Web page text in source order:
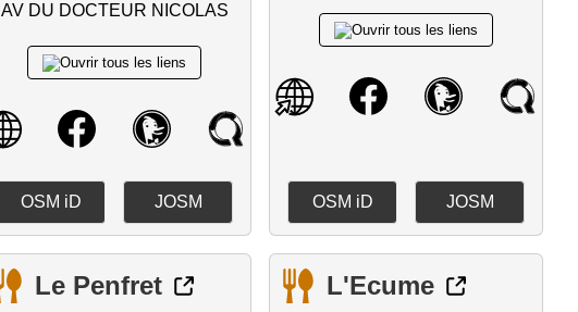
AV DU DOCTEUR NICOLAS
OSM iD JOSM OSM iD JOSM
Le Penfret L'Ecume